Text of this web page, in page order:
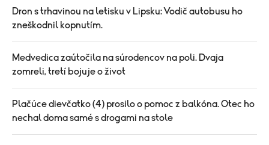
Dron s trhavinou na letisku v Lipsku: Vodič autobusu ho
zneškodnil kopnutím.
Medvedica zaútočila na súrodencov na poli. Dvaja
zomreli, tretí bojuje o život
Plačúce dievčatko (4) prosilo o pomoc z balkóna. Otec ho
nechal doma samé s drogami na stole